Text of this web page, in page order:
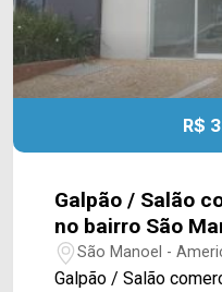
R$
Galpão / Salão
no bairro São
Americana/SP
São Manoel -
Galpão / Salão